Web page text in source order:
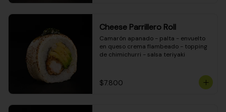
Cheese Parrillero Roll
Camarón apanado - palta - envuelto
en queso crema flambeado - topping
de chimichurri - salsa teriyaki
$7.800